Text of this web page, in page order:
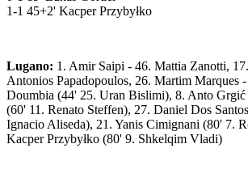
1-1 45+2' Kacper Przybyłko
Lugano: 1. Amir Saipi - 46. Mattia Zanotti,
Antonios Papadopoulos, 26. Martim Marques
Doumbia (44' 25. Uran Bislimi), 8. Anto
(60' 11. Renato Steffen), 27. Daniel Dos
Ignacio Aliseda), 21. Yanis Cimignani (80' 7.
Kacper Przybyłko (80' 9. Shkelqim Vladi)